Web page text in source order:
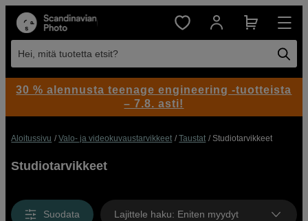
Hei, mitä tuotetta etsit?
Aloitussivu Valo- ja videokuvaustarvikkeet Taustat Studiotarvikkeet
Studiotarvikkeet
Suodata Lajittele haku: Eniten myydyt
30 % alennusta teenage engineering -tuotteista
– 7.8. asti!